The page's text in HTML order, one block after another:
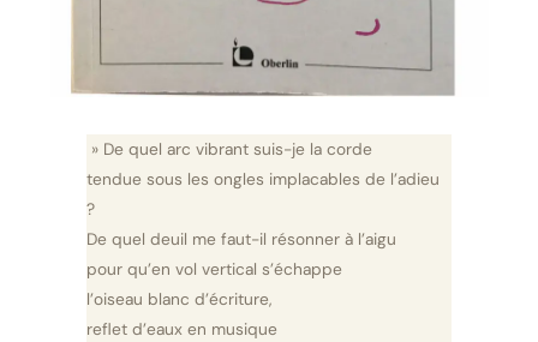
» De quel arc vibrant suis-je la corde
tendue sous les ongles implacables de l’adieu
?
De quel deuil me faut-il résonner à l’aigu
pour qu’en vol vertical s’échappe
l’oiseau blanc d’écriture,
reflet d’eaux en musique